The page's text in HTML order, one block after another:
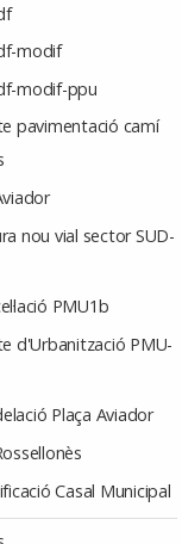
modif
modif-ppu
pavimentació camí
nou vial sector SUD-
PMU1b
d'Urbanització PMU-
Plaça Aviador
Casal Municipal